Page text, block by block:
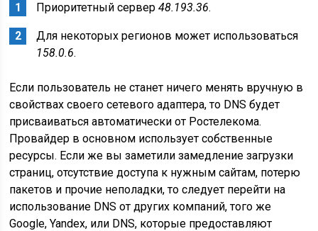
Приоритетный сервер48.193.36.
Для некоторых регионов может использоваться
158.0.6.
Если пользователь не станет ничего менять вручную в
свойствах своего сетевого адаптера, то DNS будет
присваиваться автоматически от Ростелекома.
Провайдер в основном использует собственные
ресурсы. Если же вы заметили замедление загрузки
страниц, отсутствие доступа к нужным сайтам, потерю
пакетов и прочие неполадки, то следует перейти на
использование DNS от других компаний, того же
Google, Yandex, или DNS, которые предоставляют